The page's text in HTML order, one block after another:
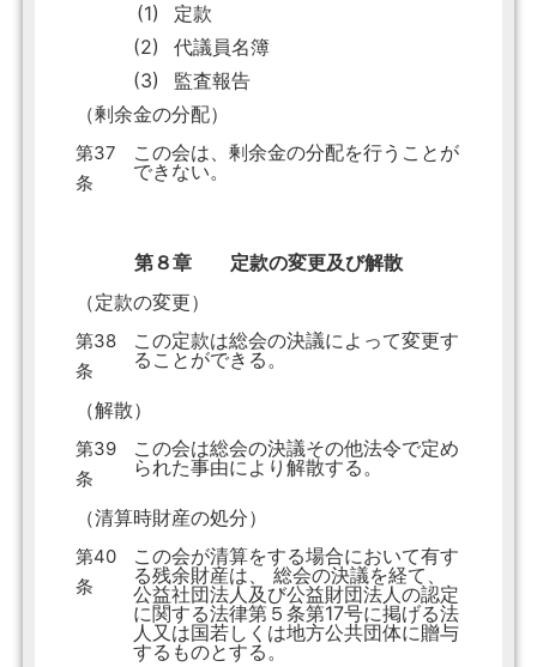
(1)
定款
(2)
代議員名簿
(3)
監査報告
（剰余金の分配）
第37
条
この会は、剰余金の分配を行うことが
できない。
第８章 定款の変更及び解散
（定款の変更）
第38
条
この定款は総会の決議によって変更す
ることができる。
（解散）
第39
条
この会は総会の決議その他法令で定め
られた事由により解散する。
（清算時財産の処分）
第40
条
この会が清算をする場合において有す
る残余財産は、 総会の決議を経て、
公益社団法人及び公益財団法人の認定
に関する法律第５条第17号に掲げる法
人又は国若しくは地方公共団体に贈与
するものとする。